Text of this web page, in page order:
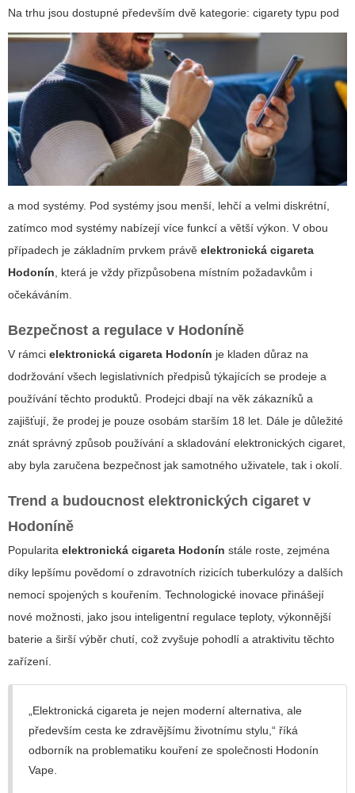
Na trhu jsou dostupné především dvě kategorie: cigarety typu pod
a mod systémy. Pod systémy jsou menší, lehčí a velmi diskrétní,
zatímco mod systémy nabízejí více funkcí a větší výkon. V obou
případech je základním prvkem právě elektronická cigareta
Hodonín , která je vždy přizpůsobena místním požadavkům i
očekáváním.
Bezpečnost a regulace v Hodoníně
V rámci elektronická cigareta Hodonín je kladen důraz na
dodržování všech legislativních předpisů týkajících se prodeje a
používání těchto produktů. Prodejci dbají na věk zákazníků a
zajišťují, že prodej je pouze osobám starším 18 let. Dále je důležité
znát správný způsob používání a skladování elektronických cigaret,
aby byla zaručena bezpečnost jak samotného uživatele, tak i okolí.
Trend a budoucnost elektronických cigaret v
Hodoníně
Popularita elektronická cigareta Hodonín stále roste, zejména
díky lepšímu povědomí o zdravotních rizicích tuberkulózy a dalších
nemocí spojených s kouřením. Technologické inovace přinášejí
nové možnosti, jako jsou inteligentní regulace teploty, výkonnější
baterie a širší výběr chutí, což zvyšuje pohodlí a atraktivitu těchto
zařízení.
„Elektronická cigareta je nejen moderní alternativa, ale
především cesta ke zdravějšímu životnímu stylu,“ říká
odborník na problematiku kouření ze společnosti Hodonín
Vape.